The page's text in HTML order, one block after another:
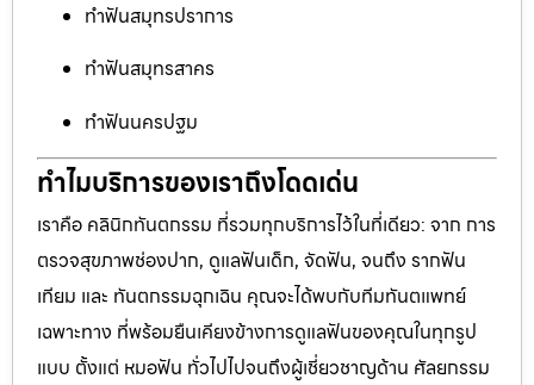
ทำฟันสมุทรปราการ
ทำฟันสมุทรสาคร
ทำฟันนครปฐม
ทำไมบริการของเราถึงโดดเด่น
เราคือ คลินิกทันตกรรม ที่รวมทุกบริการไว้ในที่เดียว: จาก การ
ตรวจสุขภาพช่องปาก, ดูแลฟันเด็ก, จัดฟัน, จนถึง รากฟัน
เทียม และ ทันตกรรมฉุกเฉิน คุณจะได้พบกับทีมทันตแพทย์
เฉพาะทาง ที่พร้อมยืนเคียงข้างการดูแลฟันของคุณในทุกรูป
แบบ ตั้งแต่ หมอฟัน ทั่วไปไปจนถึงผู้เชี่ยวชาญด้าน ศัลยกรรม